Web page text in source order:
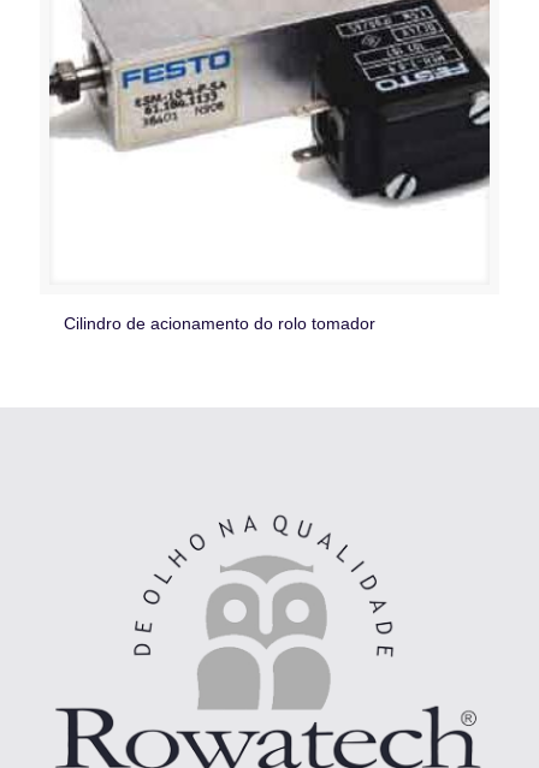
Cilindro de acionamento do rolo tomador